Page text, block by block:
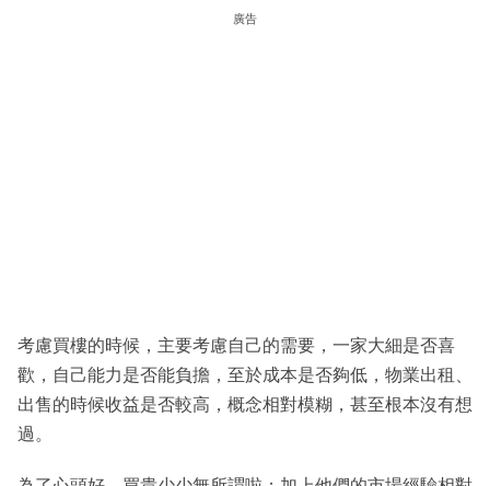
廣告
考慮買樓的時候，主要考慮自己的需要，一家大細是否喜
歡，自己能力是否能負擔，至於成本是否夠低，物業出租、
出售的時候收益是否較高，概念相對模糊，甚至根本沒有想
過。